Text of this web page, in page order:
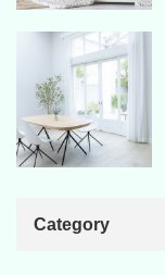
Category